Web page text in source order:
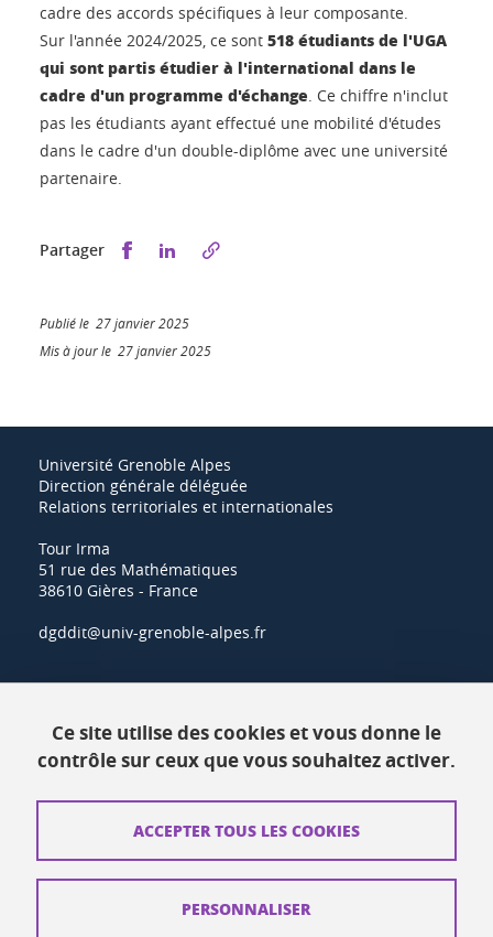
cadre des accords spécifiques à leur composante.
Sur l'année 2024/2025, ce sont 518 étudiants de l'UGA
qui sont partis étudier à l'international dans le
cadre d'un programme d'échange . Ce chiffre n'inclut
pas les étudiants ayant effectué une mobilité d'études
dans le cadre d'un double-diplôme avec une université
partenaire.
Partager Partager sur Facebook
Partager sur LinkedIn
Publié le 27 janvier 2025
Mis à jour le 27 janvier 2025
Université Grenoble Alpes
Direction générale déléguée
Relations territoriales et internationales
Tour Irma
51 rue des Mathématiques
38610 Gières - France
dgddit@univ-grenoble-alpes.fr
Ressources
Contacts
Plans d'accès
Mentions légales
Ce site utilise des cookies et vous donne le
contrôle sur ceux que vous souhaitez activer.
ACCEPTER TOUS LES COOKIES
PERSONNALISER